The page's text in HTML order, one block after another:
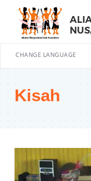
CHANGE LANGUAGE
Kisah